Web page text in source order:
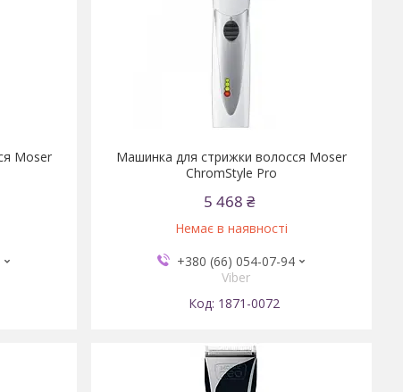
Moser
Машинка для стрижки волосся Moser
ChromStyle Pro
5 468 ₴
Немає в наявності
+380 (66) 054-07-94
Viber
1871-0072